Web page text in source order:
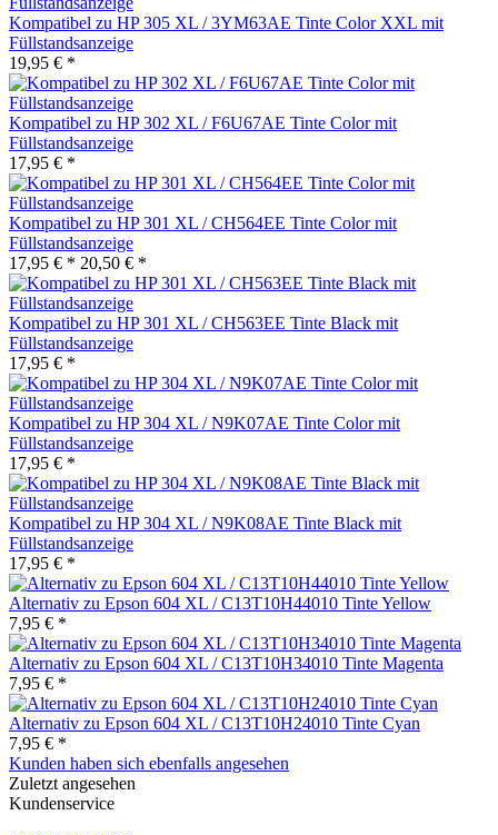
Kompatibel zu HP 305 XL / 3YM63AE Tinte Color XXL mit
Füllstandsanzeige
19,95 € *
Kompatibel zu HP 302 XL / F6U67AE Tinte Color mit
Füllstandsanzeige
17,95 € *
Kompatibel zu HP 301 XL / CH564EE Tinte Color mit
Füllstandsanzeige
17,95 € * 20,50 € *
Kompatibel zu HP 301 XL / CH563EE Tinte Black mit
Füllstandsanzeige
17,95 € *
Kompatibel zu HP 304 XL / N9K07AE Tinte Color mit
Füllstandsanzeige
17,95 € *
Kompatibel zu HP 304 XL / N9K08AE Tinte Black mit
Füllstandsanzeige
17,95 € *
Alternativ zu Epson 604 XL / C13T10H44010 Tinte Yellow
7,95 € *
Alternativ zu Epson 604 XL / C13T10H34010 Tinte Magenta
7,95 € *
Alternativ zu Epson 604 XL / C13T10H24010 Tinte Cyan
7,95 € *
Kunden haben sich ebenfalls angesehen
Zuletzt angesehen
Kundenservice